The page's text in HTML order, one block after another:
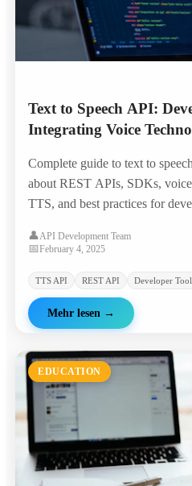
Text to Speech API:
Integrating Voice
Complete guide to text to
about REST APIs, SDKs,
TTS, and best practices for
👤API Development Team
📅February 4, 2025
TTS API REST API Developer
Mehr lesen →
EDUCATION